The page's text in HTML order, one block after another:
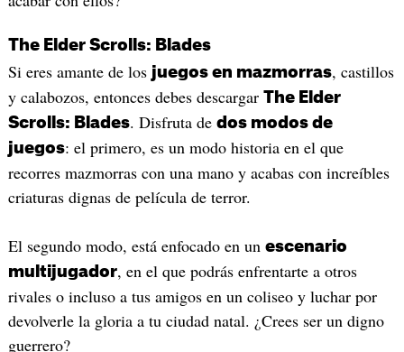
The Elder Scrolls: Blades
Si eres amante de los juegos en mazmorras, castillos
y calabozos, entonces debes descargar The Elder
Scrolls: Blades. Disfruta de dos modos de
juegos: el primero, es un modo historia en el que
recorres mazmorras con una mano y acabas con increíbles
criaturas dignas de película de terror.
El segundo modo, está enfocado en un escenario
multijugador, en el que podrás enfrentarte a otros
rivales o incluso a tus amigos en un coliseo y luchar por
devolverle la gloria a tu ciudad natal. ¿Crees ser un digno
guerrero?